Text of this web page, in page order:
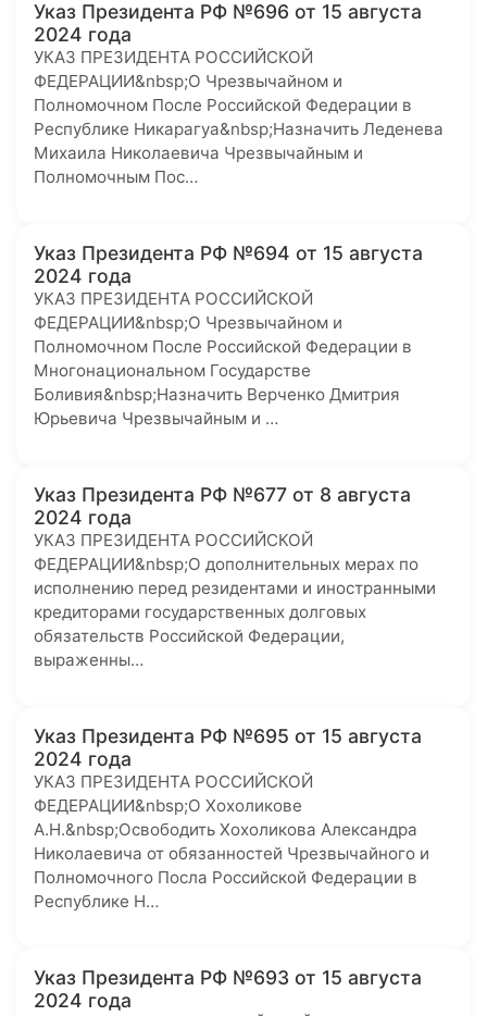
Указ Президента РФ №696 от 15 августа
2024 года
УКАЗ ПРЕЗИДЕНТА РОССИЙСКОЙ
ФЕДЕРАЦИИ&nbsp;О Чрезвычайном и
Полномочном После Российской Федерации в
Республике Никарагуа&nbsp;Назначить Леденева
Михаила Николаевича Чрезвычайным и
Полномочным Пос…
Указ Президента РФ №694 от 15 августа
2024 года
УКАЗ ПРЕЗИДЕНТА РОССИЙСКОЙ
ФЕДЕРАЦИИ&nbsp;О Чрезвычайном и
Полномочном После Российской Федерации в
Многонациональном Государстве
Боливия&nbsp;Назначить Верченко Дмитрия
Юрьевича Чрезвычайным и …
Указ Президента РФ №677 от 8 августа
2024 года
УКАЗ ПРЕЗИДЕНТА РОССИЙСКОЙ
ФЕДЕРАЦИИ&nbsp;О дополнительных мерах по
исполнению перед резидентами и иностранными
кредиторами государственных долговых
обязательств Российской Федерации,
выраженны…
Указ Президента РФ №695 от 15 августа
2024 года
УКАЗ ПРЕЗИДЕНТА РОССИЙСКОЙ
ФЕДЕРАЦИИ&nbsp;О Хохоликове
А.Н.&nbsp;Освободить Хохоликова Александра
Николаевича от обязанностей Чрезвычайного и
Полномочного Посла Российской Федерации в
Республике Н…
Указ Президента РФ №693 от 15 августа
2024 года